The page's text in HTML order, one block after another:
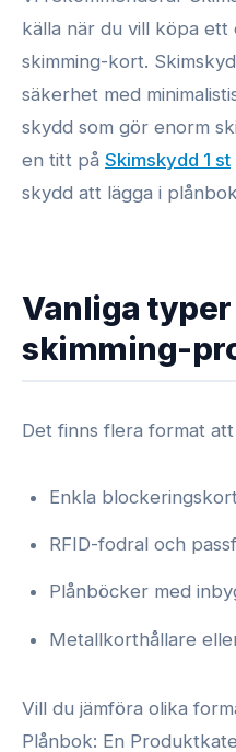
källa när du vill köpa
skimming-kort.
säkerhet med
skydd som gör enorm
en titt på Skimskydd 1 st
skydd att lägga i
Vanliga typer
skimming-
Det finns flera format att
Enkla
RFID-fodral och
Plånböcker med
Metallkorthållare
Vill du jämföra olika
Plånbok: En